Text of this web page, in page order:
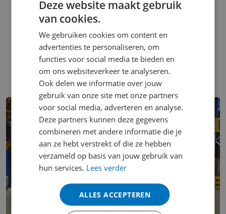
arbeidsvoorwaarden.
Voldoende doorgroeimogelijkheden.
Werken in een leuk team met gezellige collega’s.
Leuke bedrijfsuitjes en vrijdagmiddagborrels.
Deze website maakt gebruik
van cookies.
We gebruiken cookies om content en
advertenties te personaliseren, om
functies voor social media te bieden en
om ons websiteverkeer te analyseren.
Ook delen we informatie over jouw
gebruik van onze site met onze partners
voor social media, adverteren en analyse.
Deze partners kunnen deze gegevens
combineren met andere informatie die je
aan ze hebt verstrekt of die ze hebben
verzameld op basis van jouw gebruik van
hun services. Lees verder
ALLES ACCEPTEREN